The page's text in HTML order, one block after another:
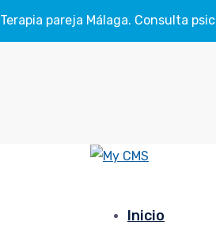
Terapia pareja Málaga. Consulta
Inicio